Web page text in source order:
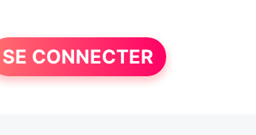
SE CONNECTER